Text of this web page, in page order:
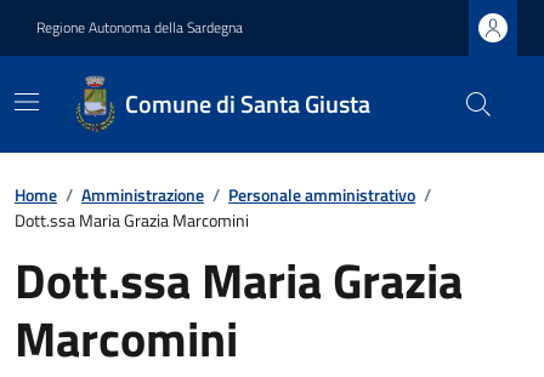
Regione Autonoma della Sardegna
Comune di Santa Giusta
Home / Amministrazione / Personale amministrativo /
Dott.ssa Maria Grazia Marcomini
Dott.ssa Maria Grazia
Marcomini